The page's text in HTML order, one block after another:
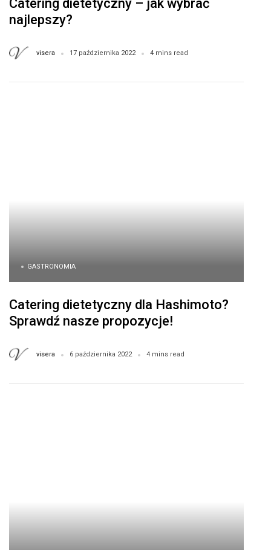
Catering dietetyczny – jak wybrać
najlepszy?
visera 17 października 2022 4 mins read
GASTRONOMIA
Catering dietetyczny dla Hashimoto?
Sprawdź nasze propozycje!
visera 6 października 2022 4 mins read